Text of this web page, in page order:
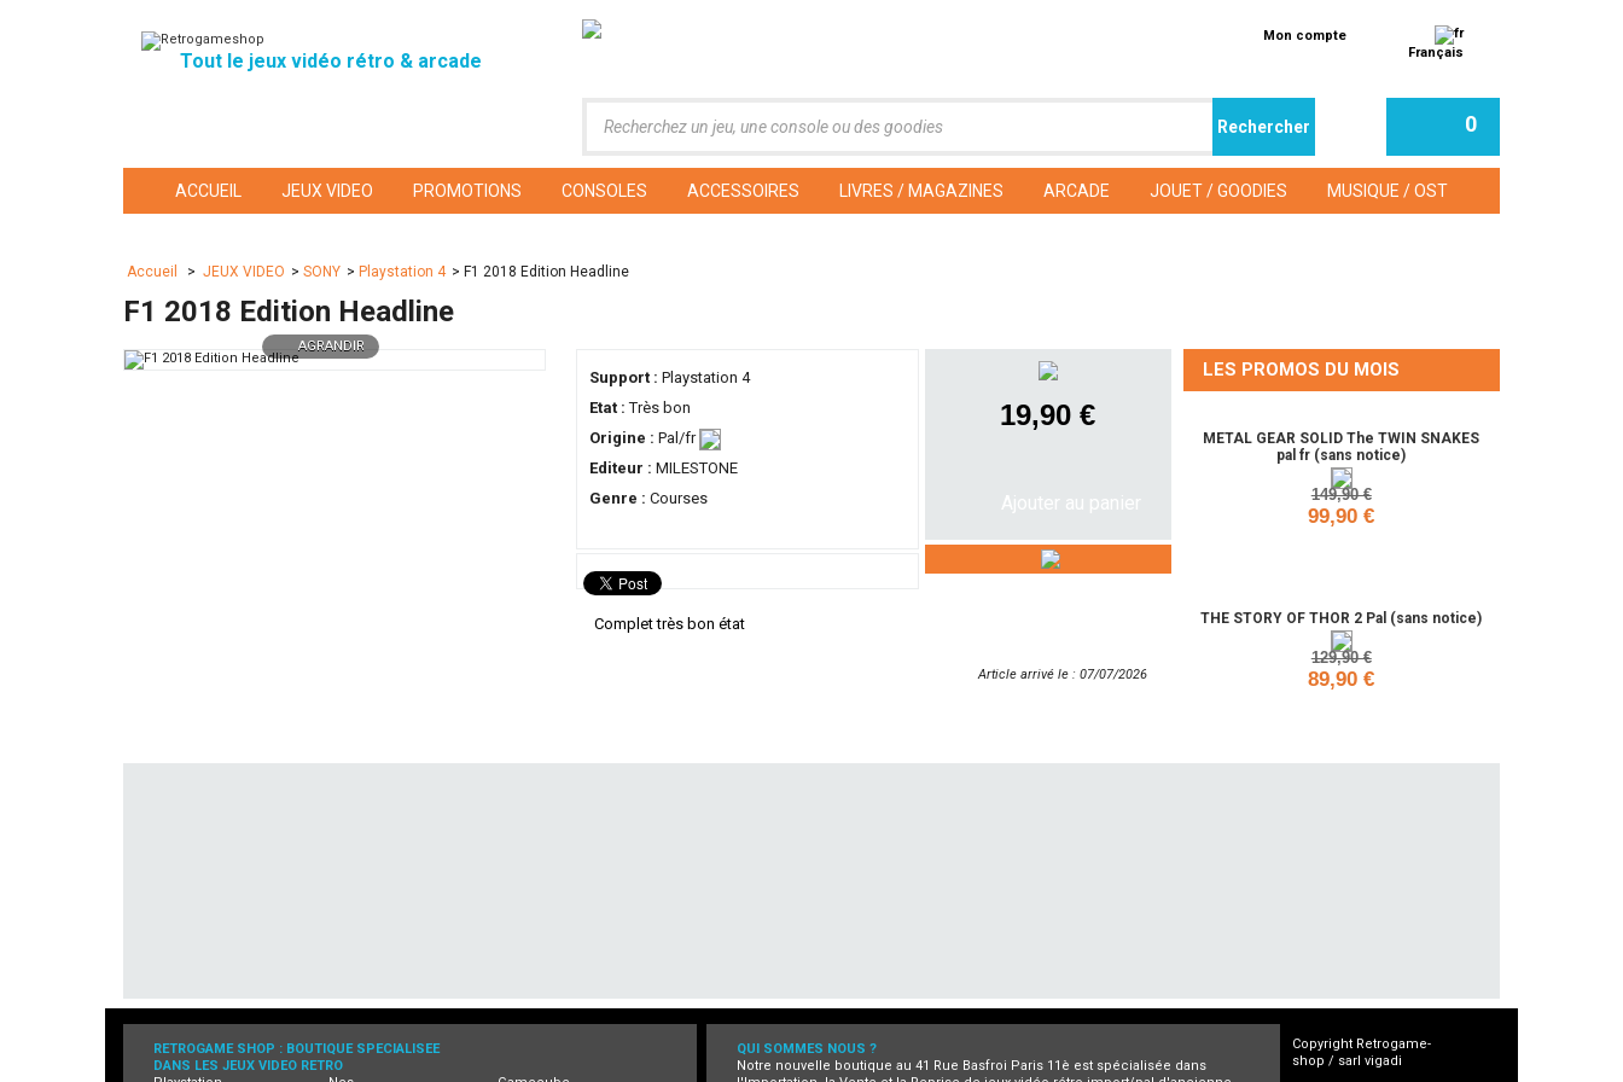
Tout le jeux vidéo rétro & arcade
Mon compte
Français
0
ACCUEIL JEUX VIDEO PROMOTIONS CONSOLES ACCESSOIRES LIVRES / MAGAZINES ARCADE JOUET / GOODIES MUSIQUE / OST
Accueil > JEUX VIDEO > SONY > Playstation 4 > F1 2018 Edition Headline
F1 2018 Edition Headline
AGRANDIR
Support : Playstation 4
Etat :Très bon
Origine : Pal/fr
Editeur : MILESTONE
Genre : Courses
19,90 €
Complet très bon état
Article arrivé le : 07/07/2026
LES PROMOS DU MOIS
METAL GEAR SOLID The TWIN SNAKES
pal fr (sans notice)
149,90 €
99,90 €
THE STORY OF THOR 2 Pal (sans notice)
129,90 €
89,90 €
RETROGAME SHOP : BOUTIQUE SPECIALISEE
DANS LES JEUX VIDEO RETRO
QUI SOMMES NOUS ?
Notre nouvelle boutique au 41 Rue Basfroi Paris 11è est spécialisée dans
Copyright Retrogame-
shop / sarl vigadi